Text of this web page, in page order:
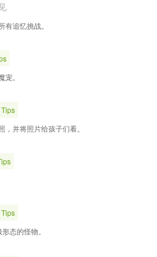
有追忆挑战。
。
Tips
，并将照片给孩子们看。
Tips
态的怪物。